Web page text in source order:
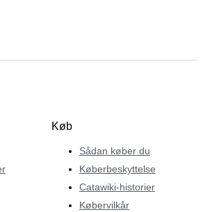
Køb
Sådan køber du
Køberbeskyttelse
Catawiki-historier
Købervilkår